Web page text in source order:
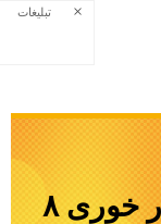
سایز استاندارد میز ناهار خوری ۸
تبلیغات